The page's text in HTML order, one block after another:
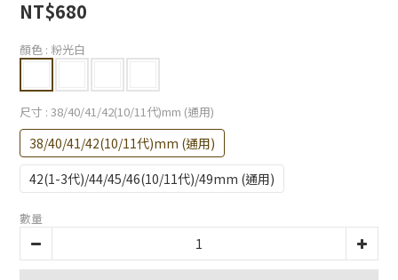
NT$680
顏色 : 粉光白
尺寸 : 38/40/41/42(10/11代)mm (通用)
38/40/41/42(10/11代)mm (通用)
42(1-3代)/44/45/46(10/11代)/49mm (通用)
數量